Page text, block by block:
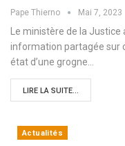
Pape Thierno Mai 7, 2023
Le ministère de la
information partagée sur
état d’une grogne…
LIRE LA SUITE...
Actualités